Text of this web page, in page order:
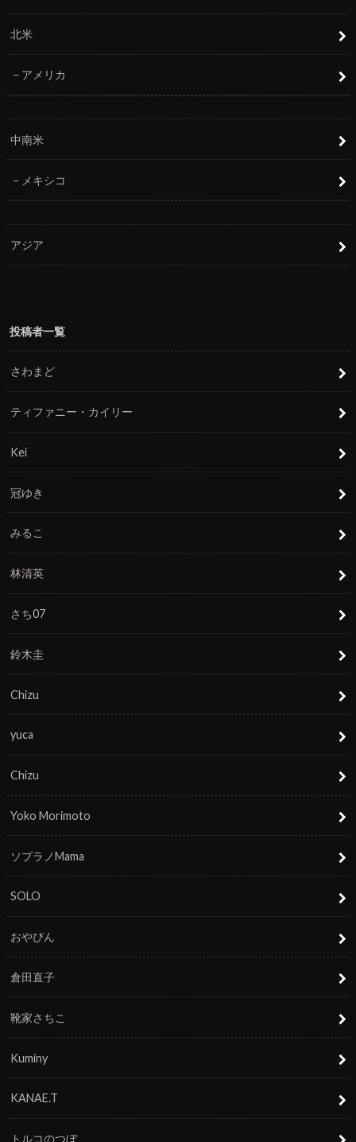
北米
アメリカ
中南米
メキシコ
アジア
投稿者一覧
さわまど
ティファニー・カイリー
Kei
冠ゆき
みるこ
林清英
さち07
鈴木圭
Chizu
yuca
Chizu
Yoko Morimoto
ソプラノMama
SOLO
おやびん
倉田直子
靴家さちこ
Kuminy
KANAE.T
トルコのつぼ